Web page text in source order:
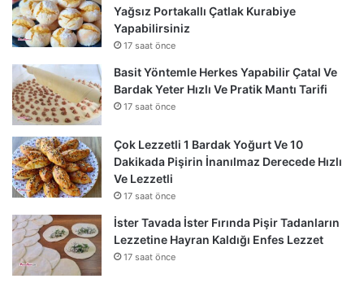
Yağsız Portakallı Çatlak Kurabiye
Yapabilirsiniz
17 saat önce
Basit Yöntemle Herkes Yapabilir Çatal Ve
Bardak Yeter Hızlı Ve Pratik Mantı Tarifi
17 saat önce
Çok Lezzetli 1 Bardak Yoğurt Ve 10
Dakikada Pişirin İnanılmaz Derecede Hızlı
Ve Lezzetli
17 saat önce
İster Tavada İster Fırında Pişir Tadanların
Lezzetine Hayran Kaldığı Enfes Lezzet
17 saat önce